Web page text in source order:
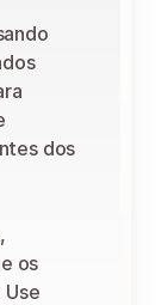
dos
os